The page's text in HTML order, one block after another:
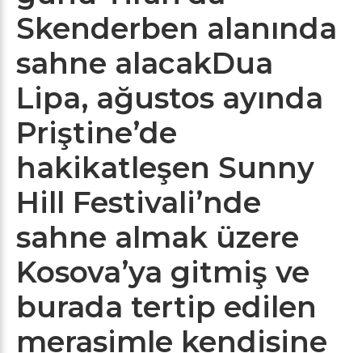
Skenderben alanında
sahne alacakDua
Lipa, ağustos ayında
Priştine’de
hakikatleşen Sunny
Hill Festivali’nde
sahne almak üzere
Kosova’ya gitmiş ve
burada tertip edilen
merasimle kendisine